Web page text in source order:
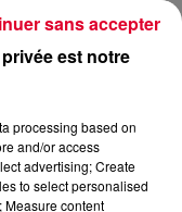
rédaction
est notre
processing based on
and/or access
advertising; Create
to select personalised
Measure content
sans accepter